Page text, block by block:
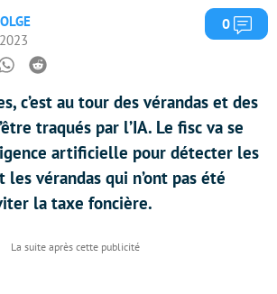
0
Whatsapp
Reddit
c’est au tour des vérandas et des
traqués par l’IA. Le fisc va se
artificielle pour détecter les
vérandas qui n’ont pas été
la taxe foncière.